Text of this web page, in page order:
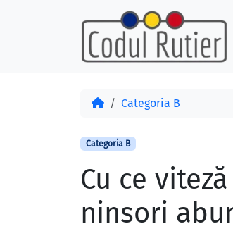
AcasăCategoria B
Categoria B
Cu ce
ninsori